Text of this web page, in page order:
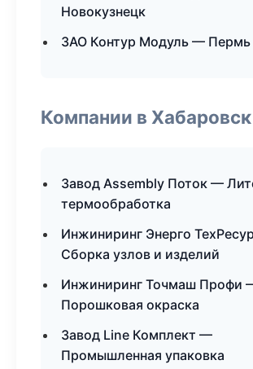
Новокузнецк
ЗАО Контур Модуль — Пермь
Компании в Хабаровск
Завод Assembly Поток —
термообработка
Инжиниринг Энерго
Сборка узлов и изделий
Инжиниринг Точмаш Профи
Порошковая окраска
Завод Line Комплект —
Промышленная упаковка